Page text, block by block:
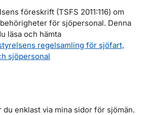
föreskrift (TSFS 2011:116) om
för sjöpersonal. Denna
läsa och hämta
regelsamling för sjöfart,
sjöpersonal
enklast via mina sidor för sjömän.